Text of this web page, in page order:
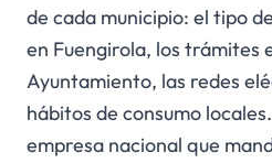
de cada municipio: el tipo
en Fuengirola, los trámites
Ayuntamiento, las redes
hábitos de consumo
empresa nacional que